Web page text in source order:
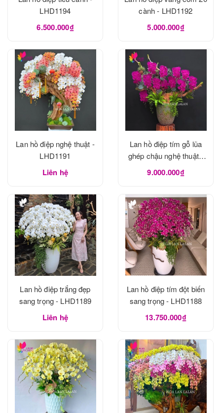
LHD1194
6.500.000₫
cành - LHD1192
5.000.000₫
Lan hồ điệp nghệ thuật -
LHD1191
Liên hệ
Lan hồ điệp tím gỗ lũa
ghép chậu nghệ thuật -
LHD1190
9.000.000₫
Lan hồ điệp trắng đẹp
sang trọng - LHD1189
Liên hệ
Lan hồ điệp tím đột biến
sang trọng - LHD1188
13.750.000₫